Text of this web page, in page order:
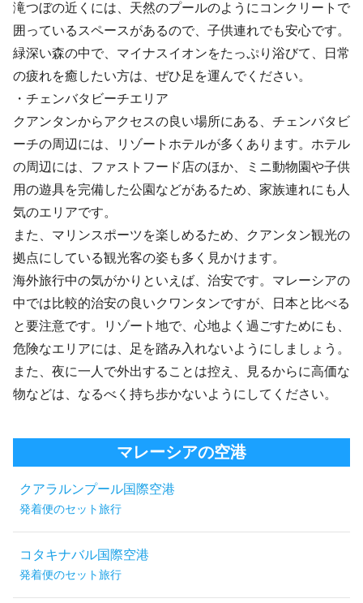
滝つぼの近くには、天然のプールのようにコンクリートで
囲っているスペースがあるので、子供連れでも安心です。
緑深い森の中で、マイナスイオンをたっぷり浴びて、日常
の疲れを癒したい方は、ぜひ足を運んでください。
・チェンバタビーチエリア
クアンタンからアクセスの良い場所にある、チェンバタビ
ーチの周辺には、リゾートホテルが多くあります。ホテル
の周辺には、ファストフード店のほか、ミニ動物園や子供
用の遊具を完備した公園などがあるため、家族連れにも人
気のエリアです。
また、マリンスポーツを楽しめるため、クアンタン観光の
拠点にしている観光客の姿も多く見かけます。
海外旅行中の気がかりといえば、治安です。マレーシアの
中では比較的治安の良いクワンタンですが、日本と比べる
と要注意です。リゾート地で、心地よく過ごすためにも、
危険なエリアには、足を踏み入れないようにしましょう。
また、夜に一人で外出することは控え、見るからに高価な
物などは、なるべく持ち歩かないようにしてください。
マレーシアの空港
クアラルンプール国際空港
発着便のセット旅行
コタキナバル国際空港
発着便のセット旅行